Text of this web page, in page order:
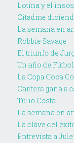
Lotina y el
Citadme
La semana en
Robbie Savage
El triunfo de
Un año de
La Copa Coca
Cantera gana a
Túlio Costa
La semana en
La clave del
Entrevista a